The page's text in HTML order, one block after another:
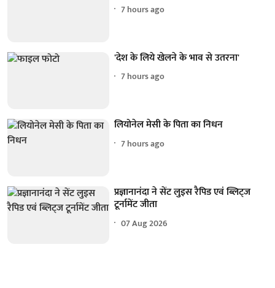
7 hours ago
'देश के लिये खेलने के भाव से उतरना'
7 hours ago
लियोनेल मेसी के पिता का निधन
7 hours ago
प्रज्ञानानंदा ने सेंट लुइस रैपिड एवं ब्लिट्ज
टूर्नामेंट जीता
07 Aug 2026